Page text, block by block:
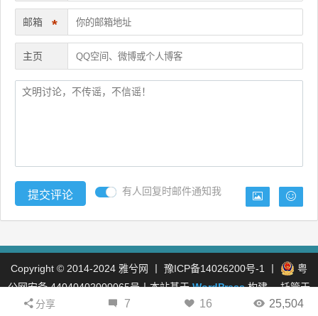
邮箱 *
主页
有人回复时邮件通知我
分享 7 16 25,504
Copyright © 2014-2024 雅兮网 豫ICP备14026200号-1
粤
公网安备 44040402000065号丨本站基于WordPress构建， 托管于